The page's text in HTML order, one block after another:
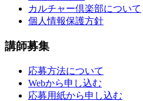
カルチャー倶楽部について
個人情報保護方針
講師募集
応募方法について
Webから申し込む
応募用紙から申し込む